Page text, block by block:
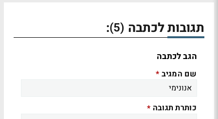
תגובות לכתבה (5)
:
הגב לכתבה
שם המגיב *
כותרת תגובה *